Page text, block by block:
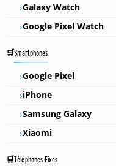
Galaxy Watch
Google Pixel Watch
Smartphones
Google Pixel
iPhone
Samsung Galaxy
Xiaomi
Téléphones Fixes